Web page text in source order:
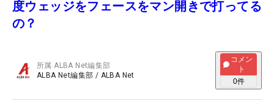
度ウェッジをフェースをマン開きで打ってる
の？
所属ALBA Net編集部
ALBA Net編集部 / ALBA Net
コメン
ト
0件